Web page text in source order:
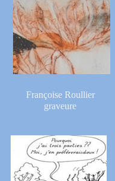
Françoise Roullier
graveure